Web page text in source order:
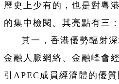
歷史上少有的，也是對粵
的集中檢閱。其亮點有三：
其一，香港優勢輻射
金融人脈網絡、金融峰會
引APEC成員經濟體的優